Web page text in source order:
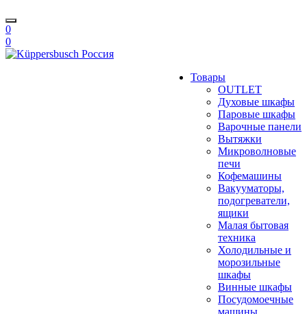
0
0
Товары
OUTLET
Духовые шкафы
Паровые шкафы
Варочные панели
Вытяжки
Микроволновые
печи
Кофемашины
Вакууматоры,
подогреватели,
ящики
Малая бытовая
техника
Холодильные и
морозильные
шкафы
Винные шкафы
Посудомоечные
машины